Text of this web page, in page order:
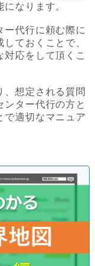
なります。
代行に頼む際に
ておくことで、
応をして頂くこ
想定される質問
ター代行の方と
で適切なマニュア